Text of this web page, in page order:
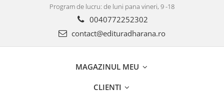
Program de lucru: de luni pana vineri, 9 -18
0040772252302
contact@edituradharana.ro
MAGAZINUL MEU
CLIENTI